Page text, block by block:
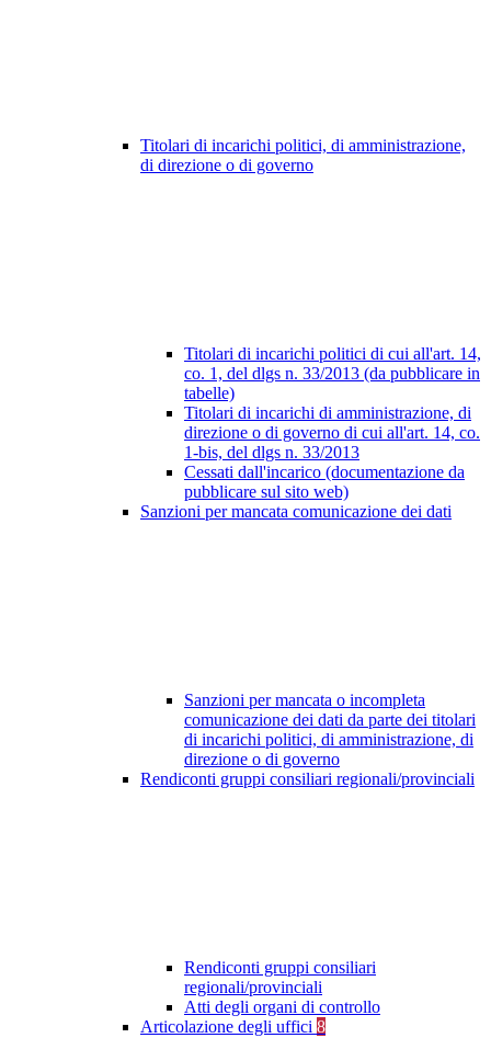
Titolari di incarichi politici, di amministrazione,
di direzione o di governo
Titolari di incarichi politici di cui all'art. 14,
co. 1, del dlgs n. 33/2013 (da pubblicare in
tabelle)
Titolari di incarichi di amministrazione, di
direzione o di governo di cui all'art. 14, co.
1-bis, del dlgs n. 33/2013
Cessati dall'incarico (documentazione da
pubblicare sul sito web)
Sanzioni per mancata comunicazione dei dati
Sanzioni per mancata o incompleta
comunicazione dei dati da parte dei titolari
di incarichi politici, di amministrazione, di
direzione o di governo
Rendiconti gruppi consiliari regionali/provinciali
Rendiconti gruppi consiliari
regionali/provinciali
Atti degli organi di controllo
Articolazione degli uffici 8